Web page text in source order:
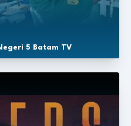
5 Batam TV